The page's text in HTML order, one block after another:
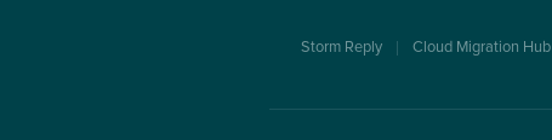
Storm Reply Cloud Migration Hub